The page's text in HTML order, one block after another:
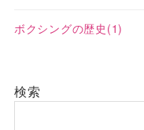
ボクシングの歴史 (1)
検索